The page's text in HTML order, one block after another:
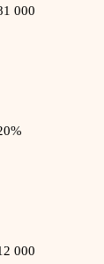
000
000